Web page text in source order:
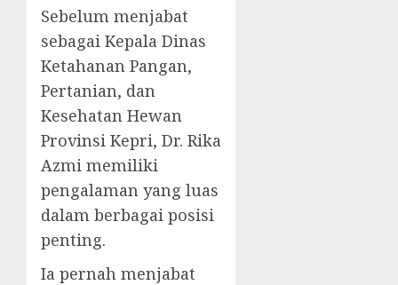
Sebelum menjabat
sebagai Kepala Dinas
Ketahanan Pangan,
Pertanian, dan
Kesehatan Hewan
Provinsi Kepri, Dr. Rika
Azmi memiliki
pengalaman yang luas
dalam berbagai posisi
penting.
Ia pernah menjabat